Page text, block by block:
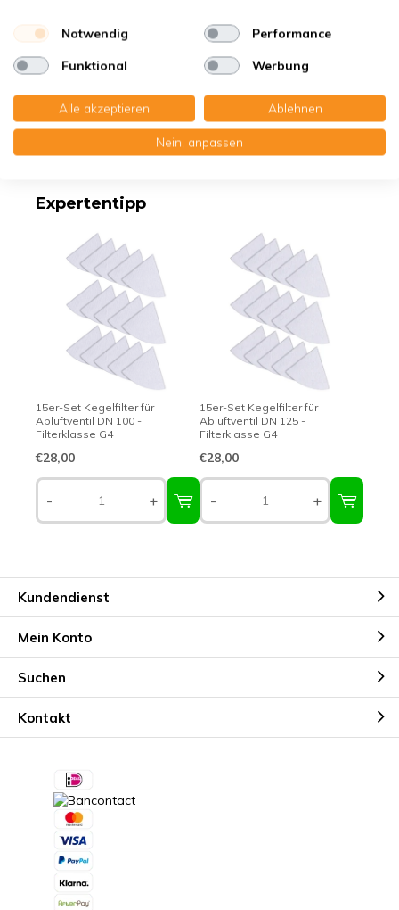
Eigenschaften
Produktbeschreibung
Erstklassige Qualität - Made in Germany
Expertentipp
15er-Set Kegelfilter für
Abluftventil DN 100 -
Filterklasse G4
€28,00
- +
15er-Set Kegelfilter für
Abluftventil DN 125 -
Filterklasse G4
€28,00
- +
Kundendienst
Mein Konto
Suchen
Kontakt
Notwendig Performance
Funktional Werbung
Alle akzeptieren Ablehnen
Nein, anpassen